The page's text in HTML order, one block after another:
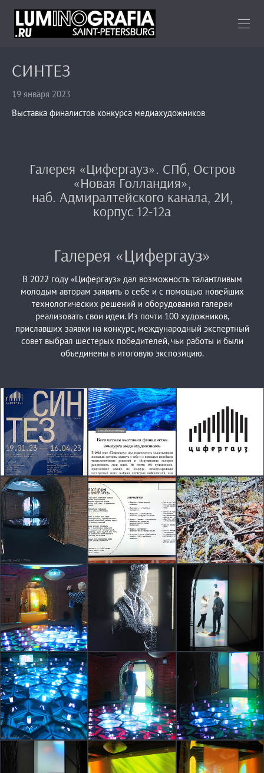
СИНТЕЗ
19 января 2023
Выставка финалистов конкурса медиахудожников
Галерея «Цифергауз». СПб, Остров
«Новая Голландия»,
наб. Адмиралтейского канала, 2И,
корпус 12-12а
Галерея «Цифергауз»
В 2022 году «Цифергауз» дал возможность талантливым
молодым авторам заявить о себе и с помощью новейших
технологических решений и оборудования галереи
реализовать свои идеи. Из почти 100 художников,
приславших заявки на конкурс, международный экспертный
совет выбрал шестерых победителей, чьи работы и были
объединены в итоговую экспозицию.